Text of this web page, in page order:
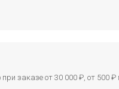
заказе от 30 000 ₽, от 500